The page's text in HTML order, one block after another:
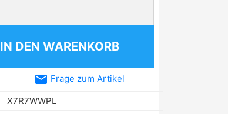
IN DEN WARENKORB
email Frage zum Artikel
X7R7WWPL